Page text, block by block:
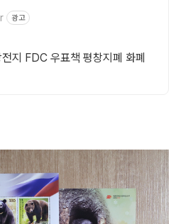
광고
지 FDC 우표책 평창지폐 화폐